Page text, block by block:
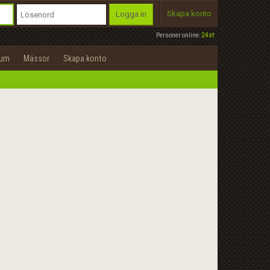
Personer online:24st
Logga in Skapa konto
Mässor Skapa konto